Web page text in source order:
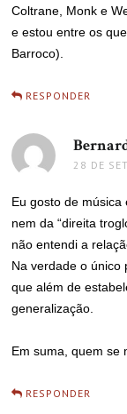
Coltrane, Monk e
e estou entre os
Barroco).
RESPONDER
28 DE
Eu gosto de
nem da “direita
não entendi a
Na verdade o único
que além de
generalização.
Em suma, quem se
RESPONDER